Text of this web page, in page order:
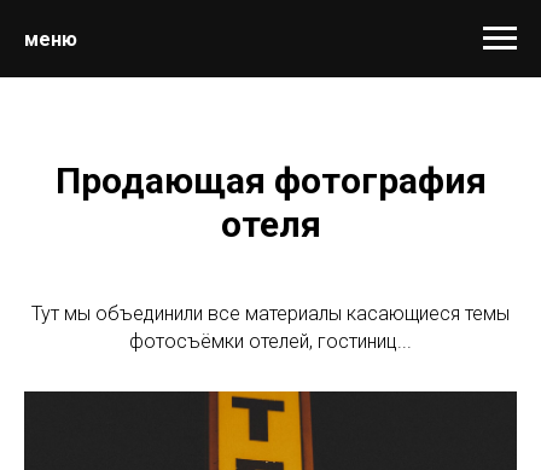
меню
Продающая фотография
отеля
Тут мы объединили все материалы касающиеся темы
фотосъёмки отелей, гостиниц...